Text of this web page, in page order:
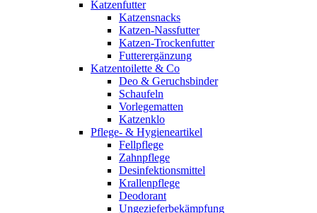
Katzenfutter
Katzensnacks
Katzen-Nassfutter
Katzen-Trockenfutter
Futterergänzung
Katzentoilette & Co
Deo & Geruchsbinder
Schaufeln
Vorlegematten
Katzenklo
Pflege- & Hygieneartikel
Fellpflege
Zahnpflege
Desinfektionsmittel
Krallenpflege
Deodorant
Ungezieferbekämpfung